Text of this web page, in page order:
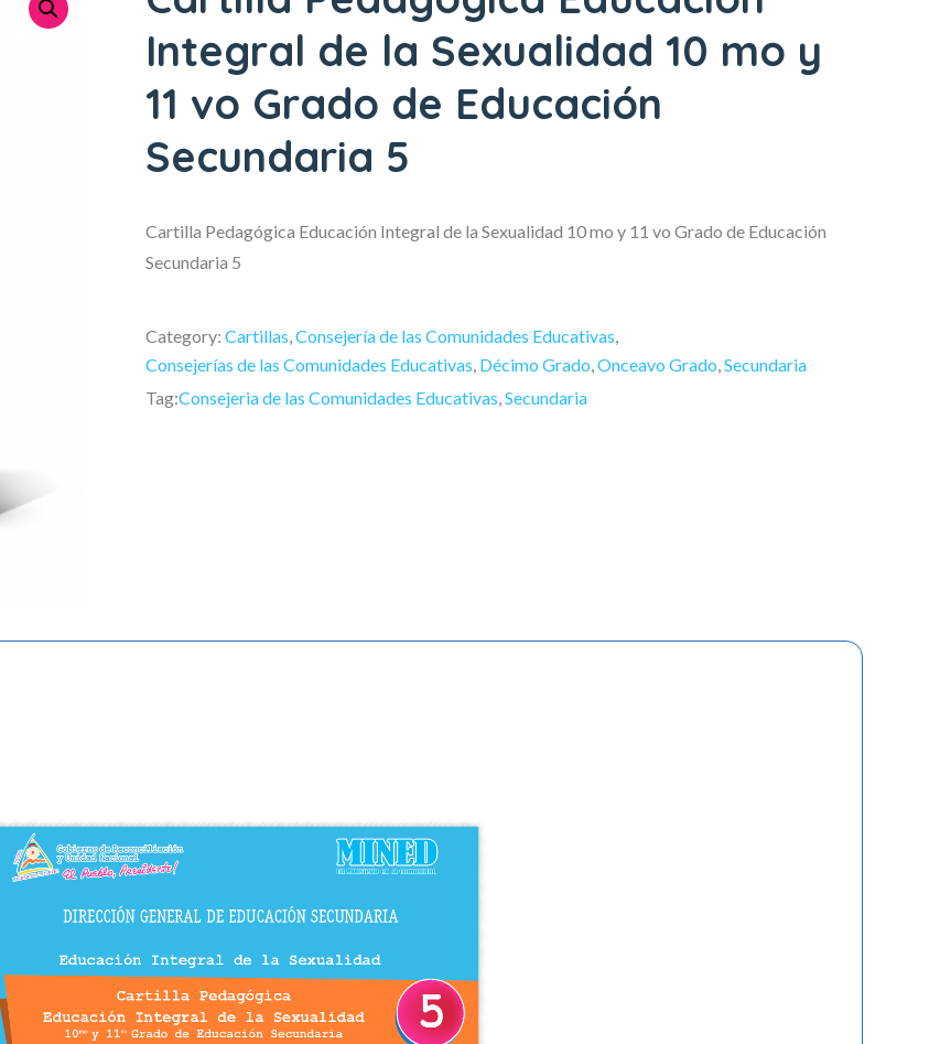
Integral de la Sexualidad 10 mo y
11 vo Grado de Educación
Secundaria 5
Cartilla Pedagógica Educación Integral de la Sexualidad 10 mo y 11 vo Grado de Educación
Secundaria 5
Category:Cartillas,Consejería de las Comunidades Educativas,
Consejerías de las Comunidades Educativas, Décimo Grado,Onceavo Grado,Secundaria
Tag:Consejeria de las Comunidades Educativas,Secundaria